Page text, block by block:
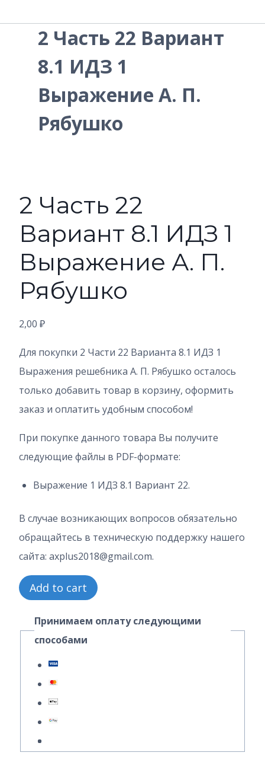
2 Часть 22 Вариант
8.1 ИДЗ 1
Выражение А. П.
Рябушко
2 Часть 22
Вариант 8.1 ИДЗ 1
Выражение А. П.
Рябушко
2,00 ₽
Для покупки 2 Части 22 Варианта 8.1 ИДЗ 1
Выражения решебника А. П. Рябушко осталось
только добавить товар в корзину, оформить
заказ и оплатить удобным способом!
При покупке данного товара Вы получите
следующие файлы в PDF-формате:
Выражение 1 ИДЗ 8.1 Вариант 22.
В случае возникающих вопросов обязательно
обращайтесь в техническую поддержку нашего
сайта: axplus2018@gmail.com.
2
Часть
Вариант
Выражение
П.
Add to cart
Принимаем оплату следующими
способами